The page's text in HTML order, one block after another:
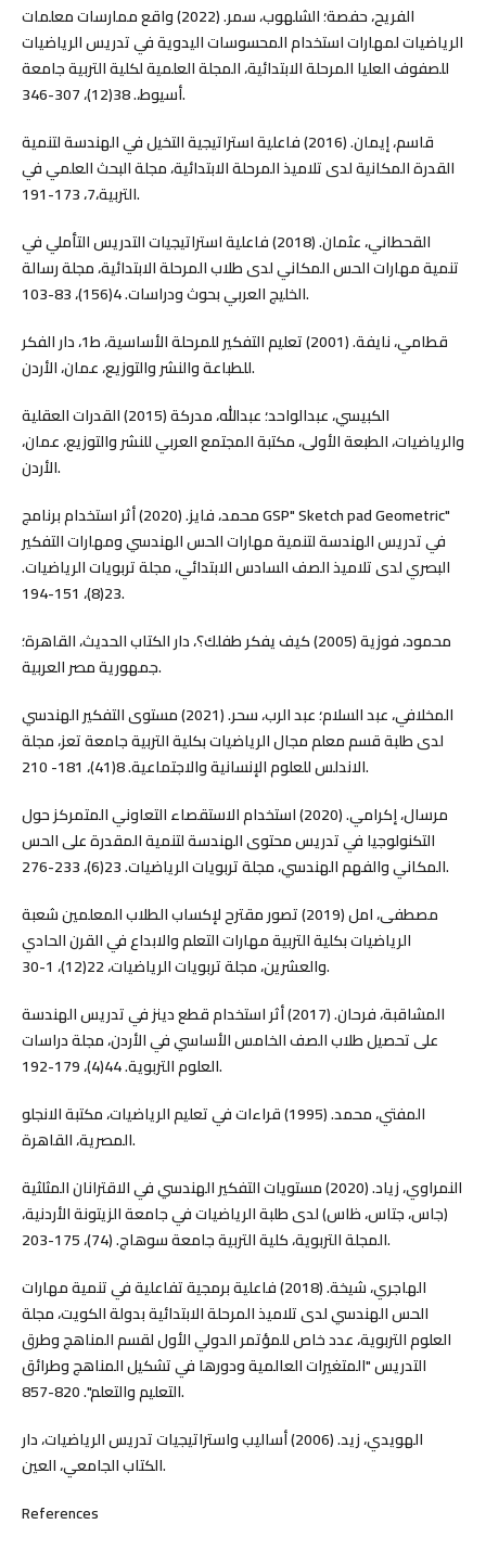
الفريح، حفصة؛ الشلهوب، سمر. (2022) واقع ممارسات معلمات
الرياضيات لمهارات استخدام المحسوسات اليدوية في تدريس الرياضيات
للصفوف العليا المرحلة الابتدائية، المجلة العلمية لكلية التربية جامعة
أسيوط،. 38(12)، 307-346.
قاسم، إيمان. (2016) فاعلية استراتيجية التخيل في الهندسة لتنمية
القدرة المكانية لدى تلاميذ المرحلة الابتدائية، مجلة البحث العلمي في
التربية،7، 173-191.
القحطاني، عثمان. (2018) فاعلية استراتيجيات التدريس التأملي في
تنمية مهارات الحس المكاني لدى طلاب المرحلة الابتدائية، مجلة رسالة
الخليج العربي بحوث ودراسات. 4(156)، 83-103.
قطامي، نايفة. (2001) تعليم التفكير للمرحلة الأساسية، ط1، دار الفكر
للطباعة والنشر والتوزيع، عمان، الأردن.
الكبيسي، عبدالواحد؛ عبدالله، مدركة (2015) القدرات العقلية
والرياضيات، الطبعة الأولى، مكتبة المجتمع العربي للنشر والتوزيع، عمان،
الأردن.
محمد، فايز. (2020) أثر استخدام برنامج GSP" Sketch pad Geometric"
في تدريس الهندسة لتنمية مهارات الحس الهندسي ومهارات التفكير
البصري لدى تلاميذ الصف السادس الابتدائي، مجلة تربويات الرياضيات.
23(8)، 151-194.
محمود، فوزية (2005) كيف يفكر طفلك؟، دار الكتاب الحديث، القاهرة؛
جمهورية مصر العربية.
المخلافي، عبد السلام؛ عبد الرب، سحر. (2021) مستوى التفكير الهندسي
لدى طلبة قسم معلم مجال الرياضيات بكلية التربية جامعة تعز، مجلة
الاندلس للعلوم الإنسانية والاجتماعية. 8(41)، 181- 210.
مرسال، إكرامي. (2020) استخدام الاستقصاء التعاوني المتمركز حول
التكنولوجيا في تدريس محتوى الهندسة لتنمية المقدرة على الحس
المكاني والفهم الهندسي، مجلة تربويات الرياضيات. 23(6)، 233-276.
مصطفى، امل (2019) تصور مقترح لإكساب الطلاب المعلمين شعبة
الرياضيات بكلية التربية مهارات التعلم والابداع في القرن الحادي
والعشرين، مجلة تربويات الرياضيات، 22(12)، 1-30.
المشاقبة، فرحان. (2017) أثر استخدام قطع دينز في تدريس الهندسة
على تحصيل طلاب الصف الخامس الأساسي في الأردن، مجلة دراسات
العلوم التربوية. 44(4)، 179-192.
المفتي، محمد. (1995) قراءات في تعليم الرياضيات، مكتبة الانجلو
المصرية، القاهرة.
النمراوي، زياد. (2020) مستويات التفكير الهندسي في الاقترانان المثلثية
(جاس، جتاس، ظاس) لدى طلبة الرياضيات في جامعة الزيتونة الأردنية،
المجلة التربوية، كلية التربية جامعة سوهاج. (74)، 175-203.
الهاجري، شيخة. (2018) فاعلية برمجية تفاعلية في تنمية مهارات
الحس الهندسي لدى تلاميذ المرحلة الابتدائية بدولة الكويت، مجلة
العلوم التربوية، عدد خاص للمؤتمر الدولي الأول لقسم المناهج وطرق
التدريس "المتغيرات العالمية ودورها في تشكيل المناهج وطرائق
التعليم والتعلم". 820-857.
الهويدي، زيد. (2006) أساليب واستراتيجيات تدريس الرياضيات، دار
الكتاب الجامعي، العين.
References